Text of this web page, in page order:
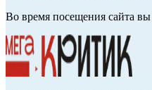
Во время посещения сайта